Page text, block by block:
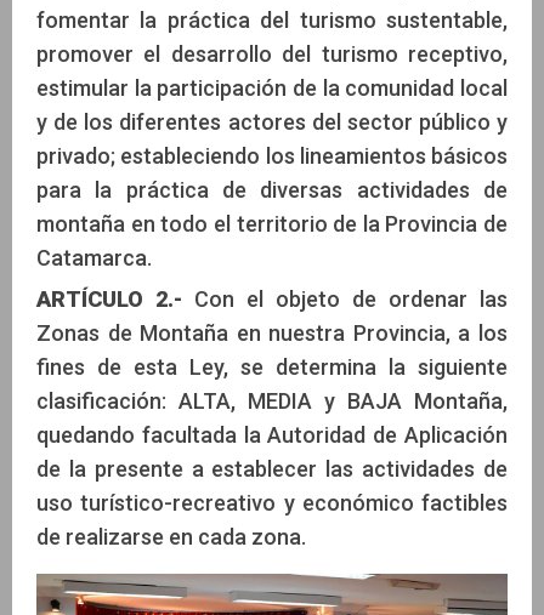
fomentar la práctica del turismo sustentable,
promover el desarrollo del turismo receptivo,
estimular la participación de la comunidad local
y de los diferentes actores del sector público y
privado; estableciendo los lineamientos básicos
para la práctica de diversas actividades de
montaña en todo el territorio de la Provincia de
Catamarca.
ARTÍCULO 2.- Con el objeto de ordenar las
Zonas de Montaña en nuestra Provincia, a los
fines de esta Ley, se determina la siguiente
clasificación: ALTA, MEDIA y BAJA Montaña,
quedando facultada la Autoridad de Aplicación
de la presente a establecer las actividades de
uso turístico-recreativo y económico factibles
de realizarse en cada zona.